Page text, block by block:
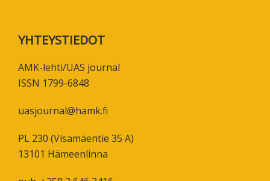
Footer
YHTEYSTIEDOT
AMK-lehti/UAS journal
ISSN 1799-6848
uasjournal@hamk.fi
PL 230 (Visamäentie 35 A)
13101 Hämeenlinna